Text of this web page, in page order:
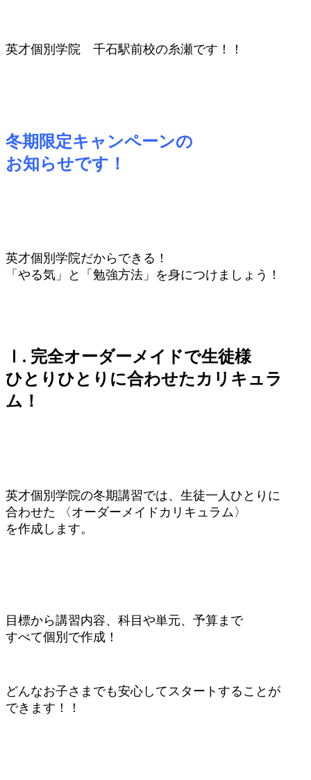
英才個別学院 千石駅前校の糸瀬です！！
冬期限定キャンペーンの
お知らせです！
英才個別学院だからできる！
「やる気」と「勉強方法」を身につけましょう！
Ⅰ. 完全オーダーメイドで生徒様
ひとりひとりに合わせたカリキュラ
ム！
英才個別学院の冬期講習では、生徒一人ひとりに
合わせた 〈オーダーメイドカリキュラム〉
を作成します。
目標から講習内容、科目や単元、予算まで
すべて個別で作成！
どんなお子さまでも安心してスタートすることが
できます！！